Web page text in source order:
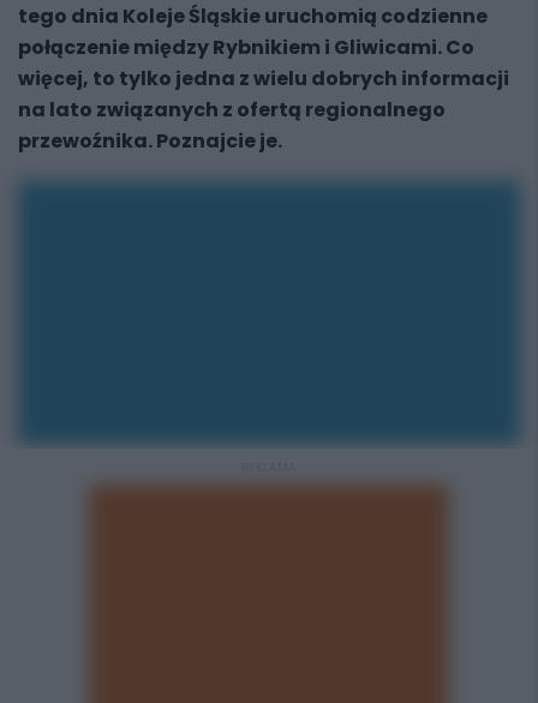
tego dnia Koleje Śląskie uruchomią codzienne
połączenie między Rybnikiem i Gliwicami. Co
więcej, to tylko jedna z wielu dobrych informacji
na lato związanych z ofertą regionalnego
przewoźnika. Poznajcie je.